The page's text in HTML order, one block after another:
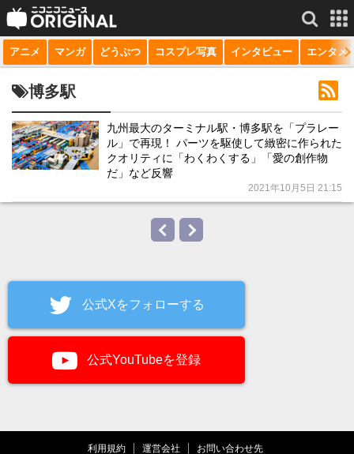
サービス一覧 もっと見る
niconico
動画
生放送
アニメ マンガ どうぶつ コスプレ写真 インタビュー エンタメ
博多駅
九州最大のターミナル駅・博多駅を「プラレー
ル」で再現！ パーツを駆使して緻密に作られた
クオリティに「わくわくする」「愛の創作物
だ」など反響
2021年10月5日 21:15
公式Xをフォローする
公式YouTubeを登録
利用規約 運営会社
お問い合わせ先